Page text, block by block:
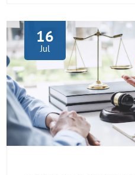
Zeitpunkt, zu dem
16
Jul